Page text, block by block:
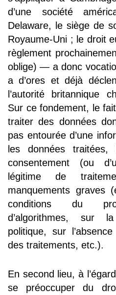
d’une société
Delaware, le siège de
Royaume-Uni ; le droit
règlement
oblige) — a donc
a d’ores et déjà
l’autorité britannique
Sur ce fondement, le
traiter des données
pas entourée d’une
les données
consentement (ou
légitime de
manquements graves
conditions du
d’algorithmes, sur
politique, sur
des traitements, etc.).
En second lieu, à
se préoccuper du